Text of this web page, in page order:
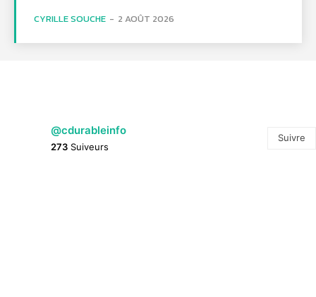
CYRILLE SOUCHE - 2 AOÛT 2026
@cdurableinfo
273 Suiveurs
Suivre